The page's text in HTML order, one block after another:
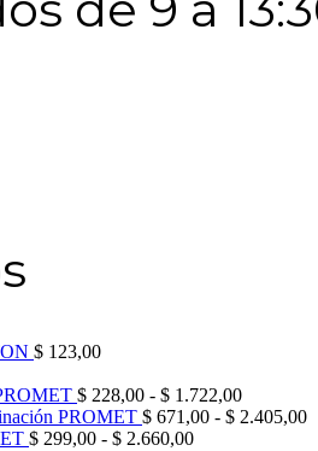
$ 123,00
$ 228,00 - $ 1.722,00Rango
de
PROMET $ 671,00 - $ 2.405,00
$ 299,00 - $ 2.660,00Rango